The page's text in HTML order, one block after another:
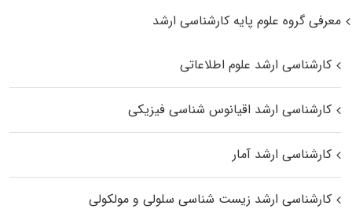
معرفی گروه علوم پایه کارشناسی ارشد
کارشناسی ارشد علوم اطلاعاتی
کارشناسی ارشد اقیانوس‌ شناسی فیزیکی
کارشناسی ارشد آمار
کارشناسی ارشد زیست شناسی سلولی و مولکولی